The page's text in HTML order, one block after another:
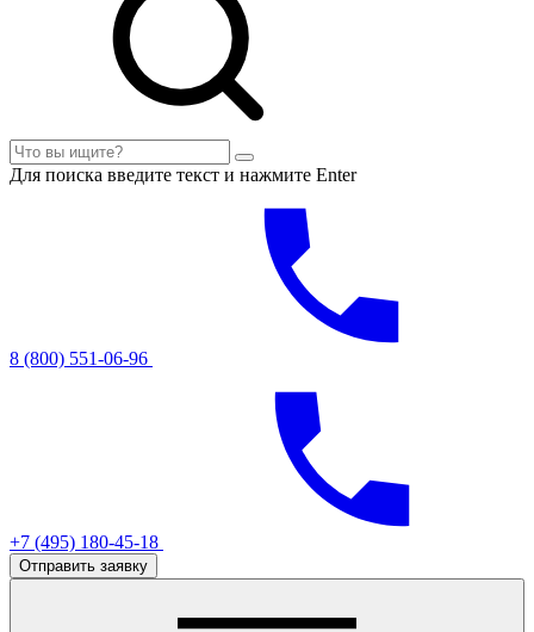
Для поиска введите текст и нажмите Enter
8 (800) 551-06-96
+7 (495) 180-45-18
Отправить заявку